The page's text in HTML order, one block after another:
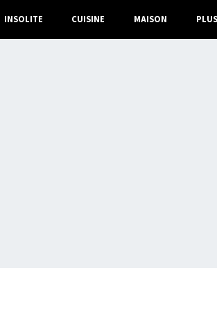
INSOLITE CUISINE MAISON PLUS